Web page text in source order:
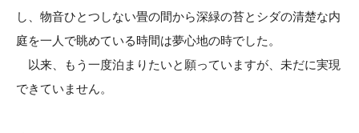
し、物音ひとつしない畳の間から深緑の苔とシダの清楚な内
庭を一人で眺めている時間は夢心地の時でした。
以来、もう一度泊まりたいと願っていますが、未だに実現
できていません。